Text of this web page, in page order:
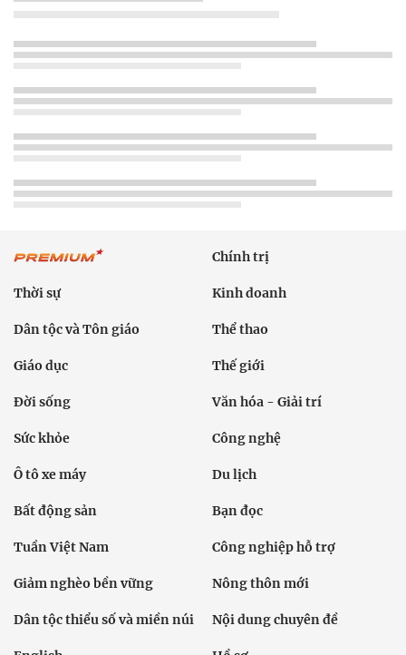
Chính trị
Thời sự Kinh doanh
Dân tộc và Tôn giáo Thể thao
Giáo dục Thế giới
Đời sống Văn hóa - Giải trí
Sức khỏe Công nghệ
Ô tô xe máy Du lịch
Bất động sản Bạn đọc
Tuần Việt Nam Công nghiệp hỗ trợ
Giảm nghèo bền vững Nông thôn mới
Dân tộc thiểu số và miền núi Nội dung chuyên đề